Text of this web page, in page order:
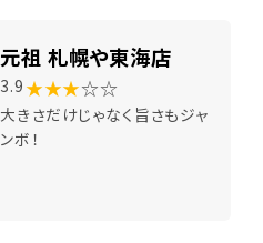
元祖 札幌や東海店
3.9 ★★★☆☆
大きさだけじゃなく旨さもジャ
ンボ！